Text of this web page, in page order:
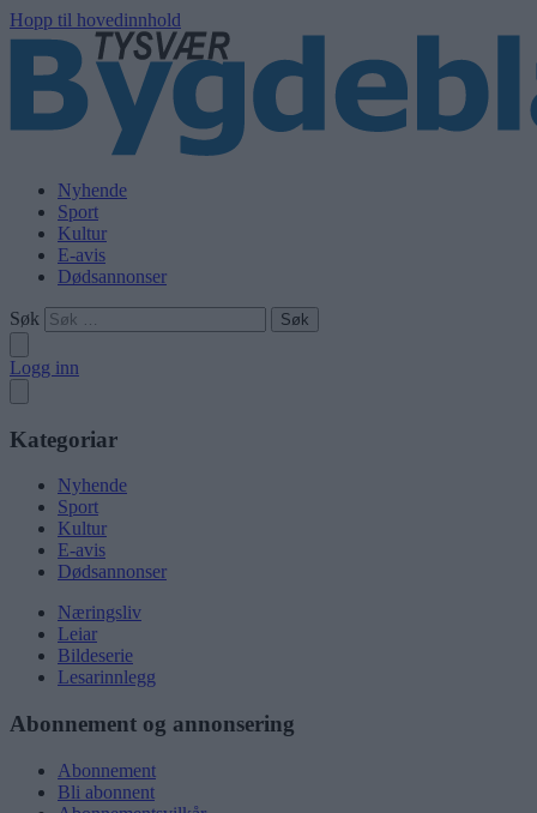
Hopp til hovedinnhold
Nyhende
Sport
Kultur
E-avis
Dødsannonser
Søk
Logg inn
Kategoriar
Nyhende
Sport
Kultur
E-avis
Dødsannonser
Næringsliv
Leiar
Bildeserie
Lesarinnlegg
Abonnement og annonsering
Abonnement
Bli abonnent